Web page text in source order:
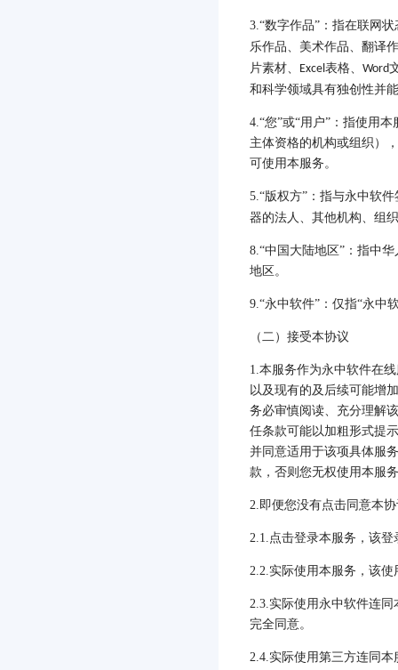
3.“数字作品”：指在联网状
乐作品、美术作品、翻译
片素材、 Excel表格、 Word
和科学领域具有独创性并
4.“您”或“用户”：指使用
主体资格的机构或组织）
可使用本服务。
5.“版权方”：指与永中软
器的法人、其他机构、组
8.“中国大陆地区”：指中
地区。
9.“永中软件”：仅指“永中
（二）接受本协议
1.本服务作为永中软件在
以及现有的及后续可能增
务必审慎阅读、充分理解
任条款可能以加粗形式提
并同意适用于该项具体服
款，否则您无权使用本服
2.即便您没有点击同意本
2.1.点击登录本服务，该
2.2.实际使用本服务，该
2.3.实际使用永中软件连
完全同意。
2.4.实际使用第三方连同